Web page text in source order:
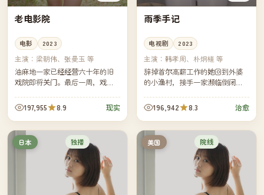
老电影院
电影 2023
主演： 梁朝伟、张曼玉 等
油麻地一家已经经营六十年的旧
戏院即将关门。最后一周，戏院
的，竟然是六个早就不会再见的
人。
197,955 8.9 现实
雨季手记
电视剧 2023
主演：韩孝周、朴炯植 等
辞掉首尔高薪工作的她回到外婆
的小渔村，接手一家濒临倒闭的
她整理外婆留下的手记，慢慢明
白：人生最贵的不是奔跑，而是
停下...
196,942 8.3 治愈
日本 独播 美国 院线